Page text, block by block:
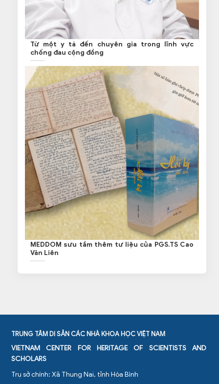
Từ một y tá đến chuyên gia trong lĩnh vực
chống đau cộng đồng
MEDDOM sưu tầm thêm tư liệu của PGS.TS Cao
Văn Liên
TRUNG TÂM DI SẢN CÁC NHÀ KHOA HỌC VIỆT NAM
VIETNAM CENTER FOR HERITAGE OF SCIENTISTS AND
SCHOLARS
Trụ sở chính: Xã Thung Nai, tỉnh Hòa Bình